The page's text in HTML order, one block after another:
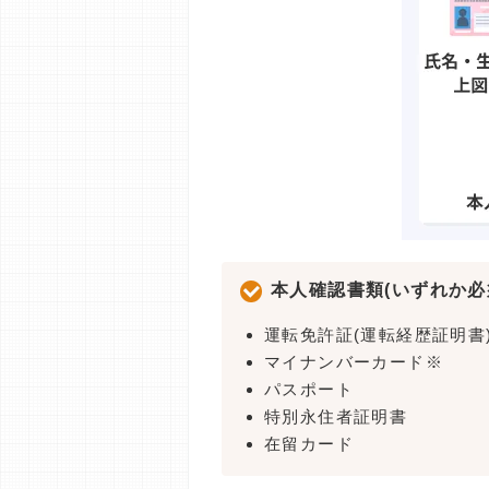
本人確認書類(いずれか
運転免許証(運転経歴証明
マイナンバーカード※
パスポート
特別永住者証明書
在留カード